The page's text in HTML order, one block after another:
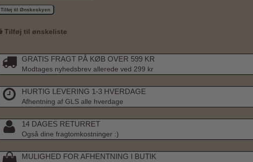
Tilføj til Ønskeskyen
Tilføj til ønskeliste
GRATIS FRAGT PÅ KØB OVER 599 KR
Modtages nyhedsbrev allerede ved 299 kr
HURTIG LEVERING 1-3 HVERDAGE
Afhentning af GLS alle hverdage
14 DAGES RETURRET
Også dine fragtomkostninger :)
MULIGHED FOR AFHENTNING I BUTIK